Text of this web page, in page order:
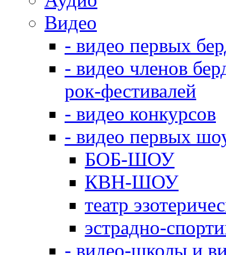
Видео
- видео первых
- видео членов
рок-фестивалей
- видео конкурсов
- видео первых
БОБ-ШОУ
КВН-ШОУ
театр
эстрадно-
- видео-школы и